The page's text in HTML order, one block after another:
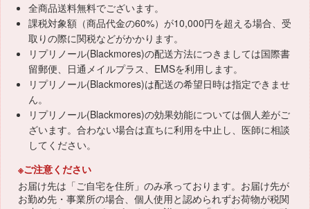
全商品送料無料でございます。
課税対象額（商品代金の60%）が10,000円を超える場合、受
取りの際に関税などがかかります。
リプリノール(Blackmores)の配送方法につきましては国際書
留郵便、日通メイルプラス、EMSを利用します。
リプリノール(Blackmores)は配送の希望日時は指定できませ
ん。
リプリノール(Blackmores)の効果効能については個人差がご
ざいます。合わない場合は直ちに利用を中止し、医師に相談
してください。
※ご注意ください
お届け先は「ご自宅を住所」のみ承っております。お届け先が
お勤め先・事業所の場合、個人使用と認められずお荷物が税関